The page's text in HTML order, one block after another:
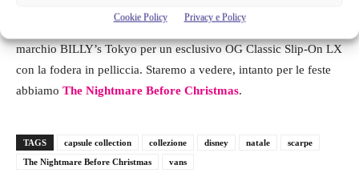
Cookie Policy Privacy e Policy
marchio BILLY’s Tokyo per un esclusivo OG Classic Slip-On LX
con la fodera in pelliccia. Staremo a vedere, intanto per le feste
abbiamo The Nightmare Before Christmas.
TAGS capsule collection collezione disney natale
scarpe
The Nightmare Before Christmas
vans